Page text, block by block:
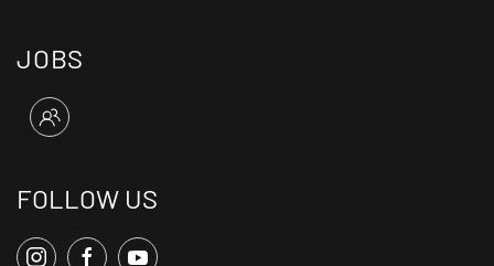
JOBS
FOLLOW US